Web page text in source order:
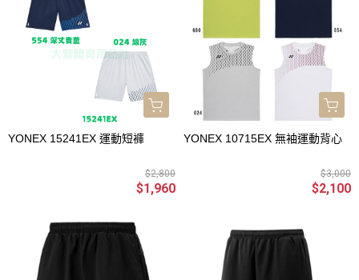
YONEX 15241EX 運動短褲
$2,800
$1,960
YONEX 10715EX 無袖運動背心
$3,000
$2,100